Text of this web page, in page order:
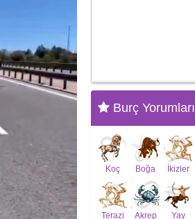
Burç Yorumları
Koç Boğa İkizler
Terazi Akrep Yay